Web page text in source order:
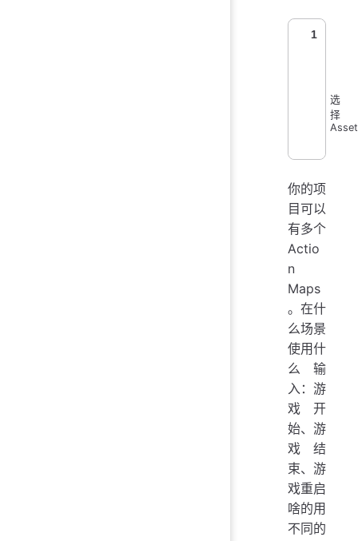
1
选
择
你的项
目可以
有多个
Actio
n
Maps
。在什
么场景
使用什
么输
入：游
戏开
始、游
戏结
束、游
戏重启
啥的用
不同的